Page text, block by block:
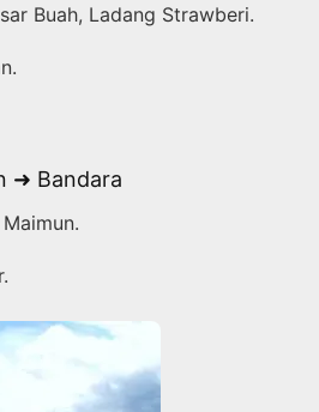
Buah, Ladang Strawberi.
➜ Bandara